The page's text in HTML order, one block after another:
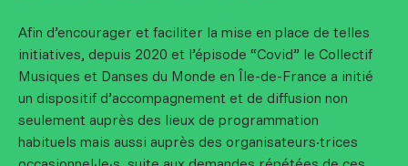
Afin d’encourager et faciliter la mise en place de telles
initiatives, depuis 2020 et l’épisode “Covid” le Collectif
Musiques et Danses du Monde en Île-de-France a initié
un dispositif d’accompagnement et de diffusion non
seulement auprès des lieux de programmation
habituels mais aussi auprès des organisateurs·trices